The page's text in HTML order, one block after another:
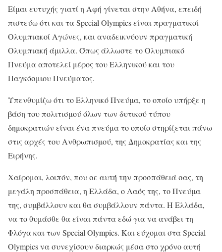
Είμαι ευτυχής γιατί η Αφή γίνεται στην Αθήνα, επειδή
πιστεύω ότι και τα Special Olympics είναι πραγματικοί
Ολυμπιακοί Αγώνες, και αναδεικνύουν πραγματική
Ολυμπιακή άμιλλα. Όπως άλλωστε το Ολυμπιακό
Πνεύμα αποτελεί μέρος του Ελληνικού και του
Παγκόσμιου Πνεύματος.
Υπενθυμίζω ότι το Ελληνικό Πνεύμα, το οποίο υπήρξε η
βάση του πολιτισμού όλων των δυτικού τύπου
δημοκρατιών είναι ένα πνεύμα το οποίο στηρίζεται πάνω
στις αρχές του Ανθρωπισμού, της Δημοκρατίας και της
Ειρήνης.
Χαίρομαι, λοιπόν, που σε αυτή την προσπάθειά σας, τη
μεγάλη προσπάθεια, η Ελλάδα, ο Λαός της, το Πνεύμα
της, συμβάλλουν και θα συμβάλλουν πάντα. Η Ελλάδα,
να το θυμάσθε θα είναι πάντα εδώ για να ανάβει τη
Φλόγα και των Special Olympics. Και εύχομαι στα Special
Olympics να συνεχίσουν διαρκώς μέσα στο χρόνο αυτή